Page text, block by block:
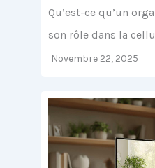
Qu’est-ce qu’un
son rôle dans la
Novembre 22, 2025